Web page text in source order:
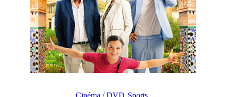
Cinéma / DVD Sports